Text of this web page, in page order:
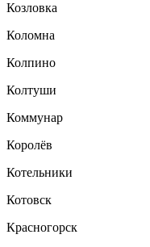
Козловка
Коломна
Колпино
Колтуши
Коммунар
Королёв
Котельники
Котовск
Красногорск